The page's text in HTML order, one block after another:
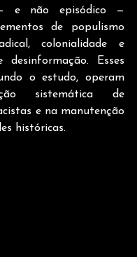
e não episódico —
de populismo
colonialidade e
desinformação. Esses
o estudo, operam
sistemática de
e na manutenção
históricas.